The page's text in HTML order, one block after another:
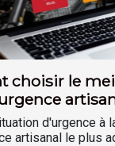
choisir le
d'urgence à
artisanal le plus